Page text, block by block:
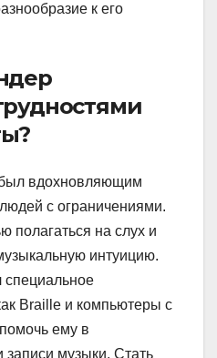
к его
вдохновляющим
с ограничениями.
полагаться на слух и
интуицию.
специальное
Braille и компьютеры с
ему в
музыки. Стать